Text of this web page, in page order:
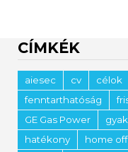
CÍMKÉK
aiesec cv célok
fenntarthatóság
GE Gas Power
hatékony
home